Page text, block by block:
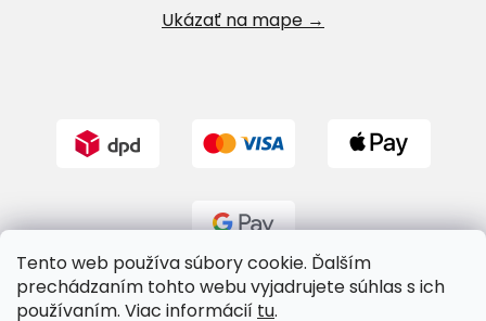
Tento web používa súbory cookie. Ďalším
prechádzaním tohto webu vyjadrujete súhlas s ich
používaním. Viac informácií tu.
Ukázať na mape →